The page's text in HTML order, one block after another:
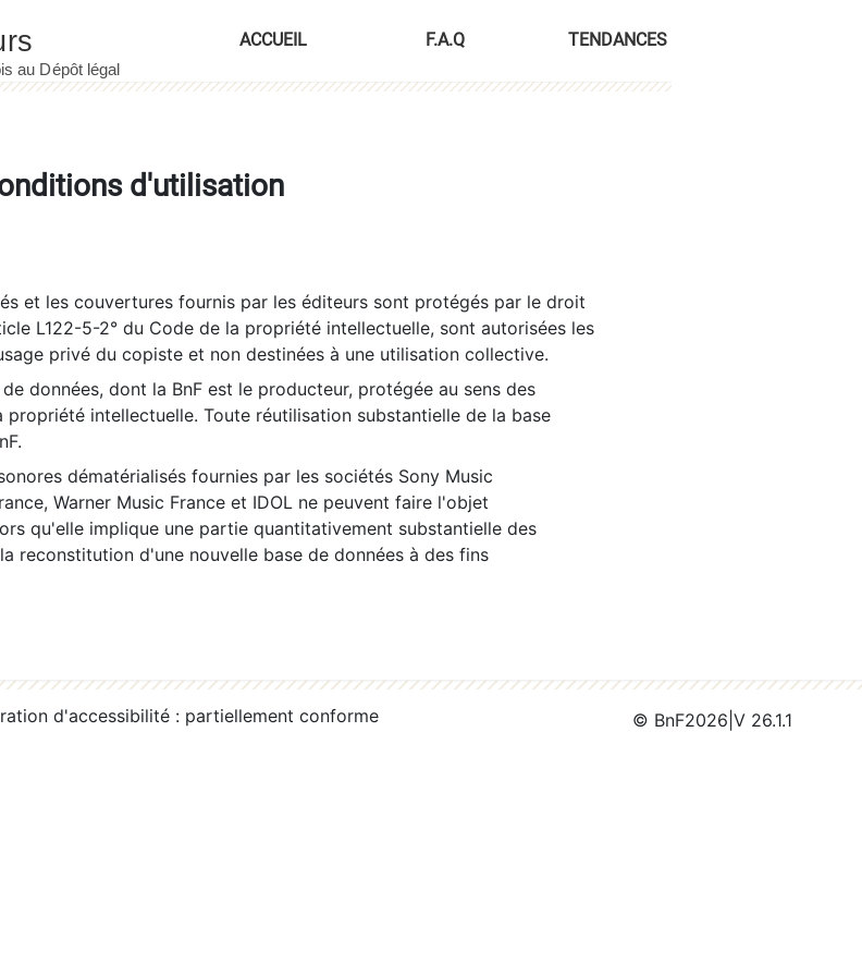
ACCUEIL F.A.Q TENDANCES
d'utilisation
et les couvertures fournis par les éditeurs sont protégés par le droit
L122-5-2° du Code de la propriété intellectuelle, sont autorisées les
privé du copiste et non destinées à une utilisation collective.
données, dont la BnF est le producteur, protégée au sens des
intellectuelle. Toute réutilisation substantielle de la base
dématérialisés fournies par les sociétés Sony Music
Warner Music France et IDOL ne peuvent faire l'objet
qu'elle implique une partie quantitativement substantielle des
reconstitution d'une nouvelle base de données à des fins
d'accessibilité : partiellement conforme © BnF2026 V 26.1.1